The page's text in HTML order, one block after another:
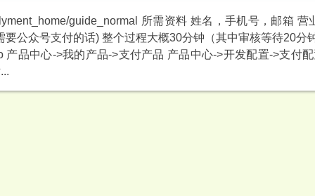
guide_normal 所需资料 姓名，手机号，邮箱 营
公众号支付的话) 整个过程大概30分钟（其中审核等待20分
产品中心->我的产品->支付产品 产品中心->开发配置->支付